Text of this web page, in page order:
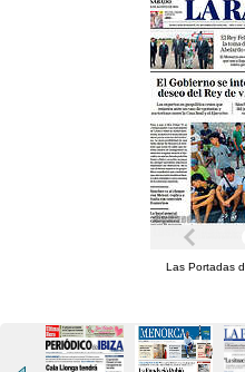
Las Portadas